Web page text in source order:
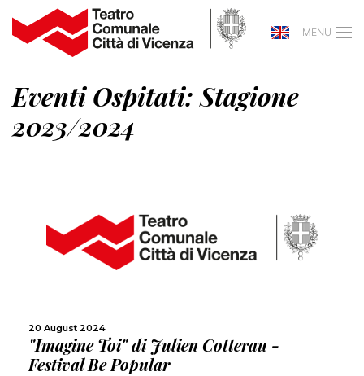
MENU
Eventi Ospitati: Stagione
2023/2024
20 August 2024
"Imagine Toi" di Julien Cotterau -
Festival Be Popular
MORE